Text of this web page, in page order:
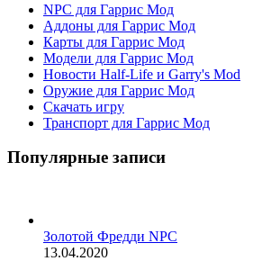
NPC для Гаррис Мод
Аддоны для Гаррис Мод
Карты для Гаррис Мод
Модели для Гаррис Мод
Новости Half-Life и Garry's Mod
Оружие для Гаррис Мод
Скачать игру
Транспорт для Гаррис Мод
Популярные записи
Золотой Фредди NPC
13.04.2020